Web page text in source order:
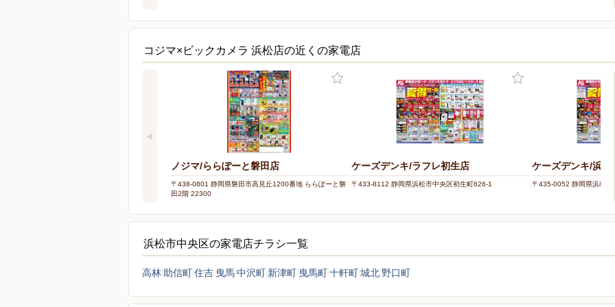
コジマ×ビックカメラ 浜松店の近くの家電店
ノジマ/ららぽーと磐田店
〒438-0801 静岡県磐田市高見丘1200番地 ららぽーと磐
田2階 22300
ケーズデンキ/ラフレ初生店
〒433-8112 静岡県浜松市中央区初生町626-1
ケーズデンキ/浜松
〒435-0052 静岡県浜松市
浜松市中央区の家電店チラシ一覧
高林 助信町住吉 曳馬中沢町 新津町 曳馬町十軒町城北 野口町